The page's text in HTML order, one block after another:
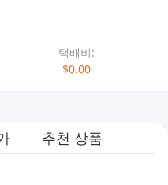
택배비:
$0.00
추천 상품